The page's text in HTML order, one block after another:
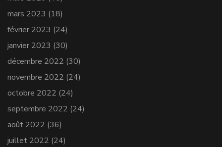
mars 2023 (18)
février 2023 (24)
janvier 2023 (30)
décembre 2022 (30)
novembre 2022 (24)
octobre 2022 (24)
septembre 2022 (24)
août 2022 (36)
juillet 2022 (24)